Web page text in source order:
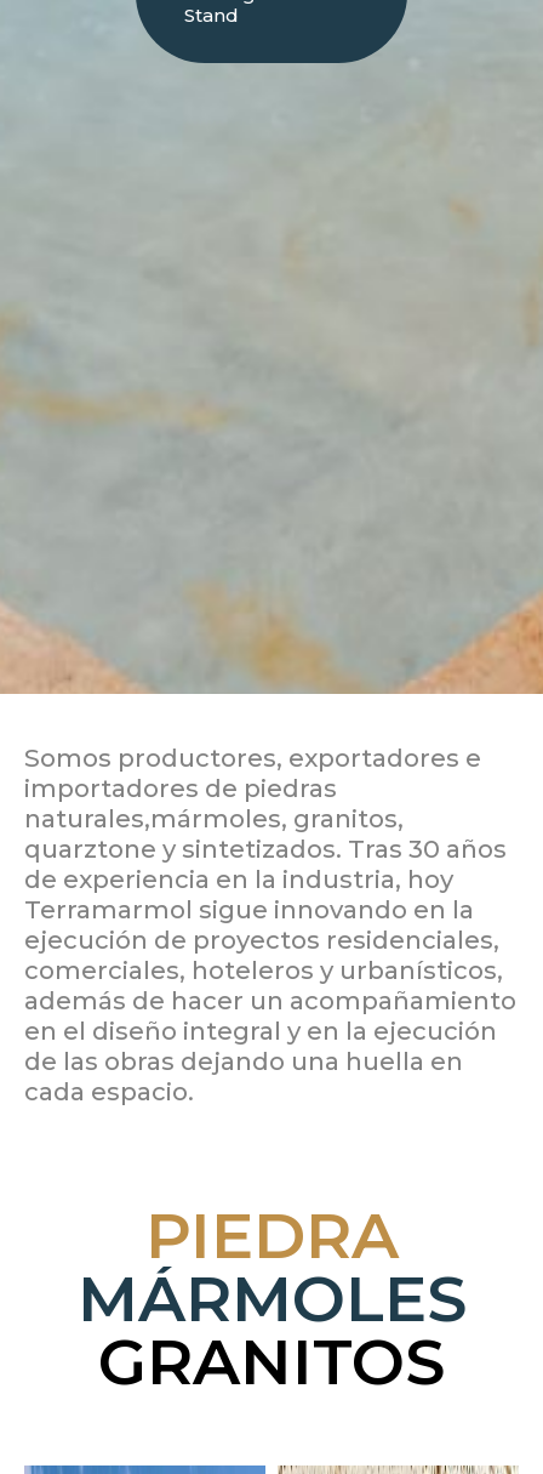
Stand
Somos productores, exportadores e
importadores de piedras
naturales,mármoles, granitos,
quarztone y sintetizados. Tras 30 años
de experiencia en la industria, hoy
Terramarmol sigue innovando en la
ejecución de proyectos residenciales,
comerciales, hoteleros y urbanísticos,
además de hacer un acompañamiento
en el diseño integral y en la ejecución
de las obras dejando una huella en
cada espacio.
PIEDRA
MÁRMOLES
GRANITOS